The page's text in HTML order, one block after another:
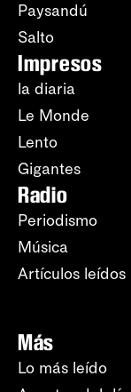
Paysandú
Salto
Impresos
la diaria
Le Monde
Lento
Gigantes
Radio
Periodismo
Música
Artículos leídos
Más
Lo más leído